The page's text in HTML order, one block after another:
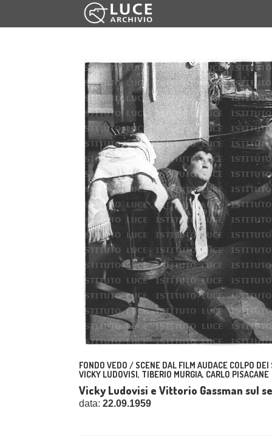
FONDO VEDO / SCENE DAL FILM AUDACE COLPO
VICKY LUDOVISI, TIBERIO MURGIA, CARLO PISACANE
Vicky Ludovisi e Vittorio Gassman sul
data: 22.09.1959